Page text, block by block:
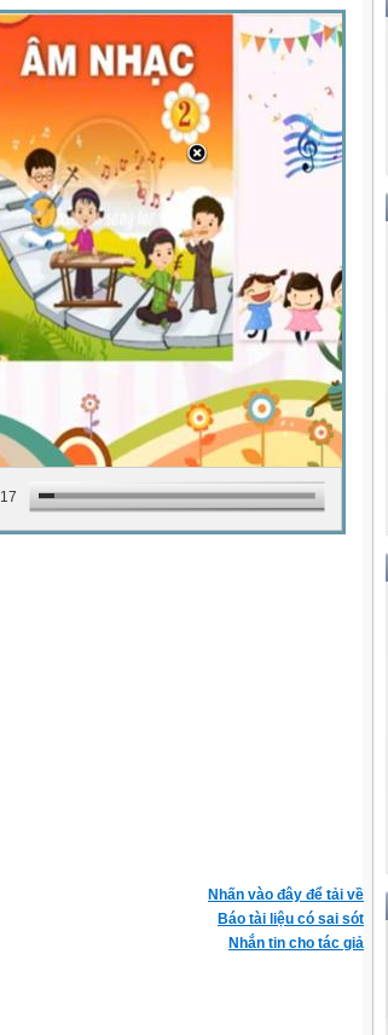
17
Nhấn vào đây để tải về
Báo tài liệu có sai sót
Nhắn tin cho tác giả